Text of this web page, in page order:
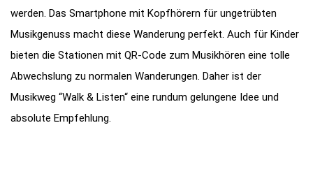
werden. Das Smartphone mit Kopfhörern für ungetrübten
Musikgenuss macht diese Wanderung perfekt. Auch für Kinder
bieten die Stationen mit QR-Code zum Musikhören eine tolle
Abwechslung zu normalen Wanderungen. Daher ist der
Musikweg “Walk & Listen“ eine rundum gelungene Idee und
absolute Empfehlung.